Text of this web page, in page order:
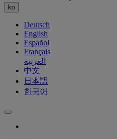
ko
Deutsch
English
Español
Français
العربية
中文
日本語
한국어